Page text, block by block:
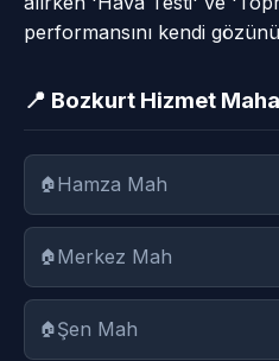
performansını kendi
📍 Bozkurt Hizmet
Hamza Mah
Merkez Mah
Şen Mah